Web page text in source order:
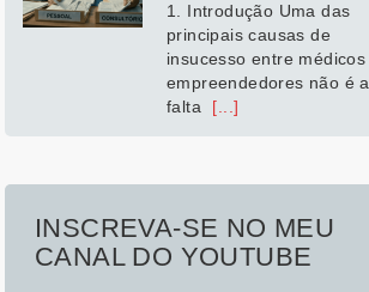
1. Introdução Uma das
principais causas de
insucesso entre médicos
empreendedores não é a
falta
[...]
INSCREVA-SE NO MEU
CANAL DO YOUTUBE